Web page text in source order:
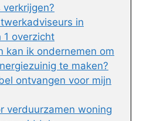
in
1 overzicht
kan ik ondernemen om
te maken?
ontvangen voor mijn
verduurzamen woning